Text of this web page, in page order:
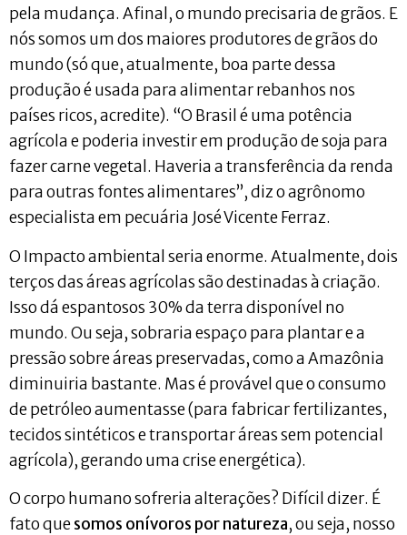
pela mudança. Afinal, o mundo precisaria de grãos. E
nós somos um dos maiores produtores de grãos do
mundo (só que, atualmente, boa parte dessa
produção é usada para alimentar rebanhos nos
países ricos, acredite). “O Brasil é uma potência
agrícola e poderia investir em produção de soja para
fazer carne vegetal. Haveria a transferência da renda
para outras fontes alimentares”, diz o agrônomo
especialista em pecuária José Vicente Ferraz.
O Impacto ambiental seria enorme. Atualmente, dois
terços das áreas agrícolas são destinadas à criação.
Isso dá espantosos 30% da terra disponível no
mundo. Ou seja, sobraria espaço para plantar e a
pressão sobre áreas preservadas, como a Amazônia
diminuiria bastante. Mas é provável que o consumo
de petróleo aumentasse (para fabricar fertilizantes,
tecidos sintéticos e transportar áreas sem potencial
agrícola), gerando uma crise energética).
O corpo humano sofreria alterações? Difícil dizer. É
fato quesomos onívoros por natureza, ou seja, nosso